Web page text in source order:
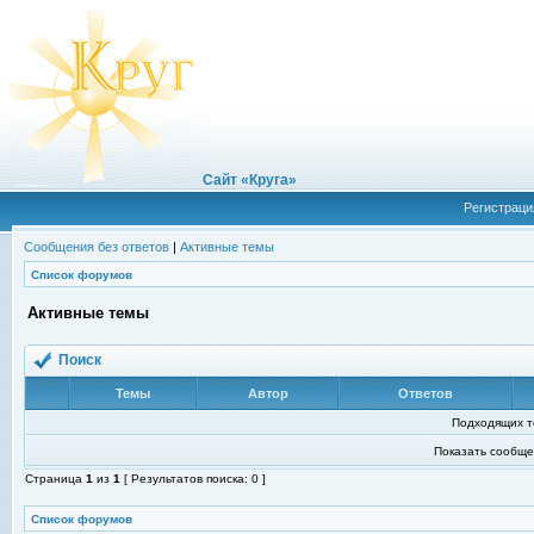
Сайт «Круга»
Сообщения без ответов | Активные темы
Список форумов
Активные темы
Поиск
Темы Автор Ответов
Подходящих
Показать
Страница 1 из 1 [ Результатов поиска: 0 ]
Список форумов